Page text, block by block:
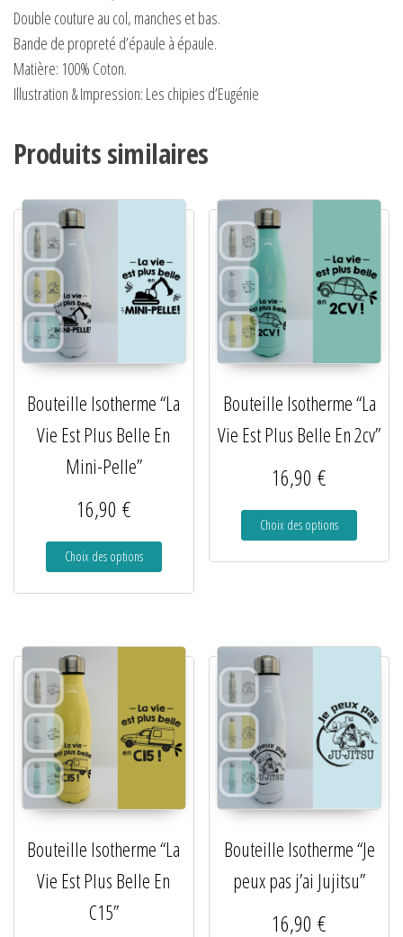
Double couture au col, manches et bas.
Bande de propreté d’épaule à épaule.
Matière: 100% Coton.
Illustration & Impression: Les chipies d’Eugénie
Produits similaires
Bouteille Isotherme “La
Vie Est Plus Belle En
Mini-Pelle”
16,90 €
Choix des options
Bouteille Isotherme “La
Vie Est Plus Belle En 2cv”
16,90€
Choix des options
Bouteille Isotherme “La
Vie Est Plus Belle En
C15”
Bouteille Isotherme “Je
peux pas j’ai Jujitsu”
16,90€